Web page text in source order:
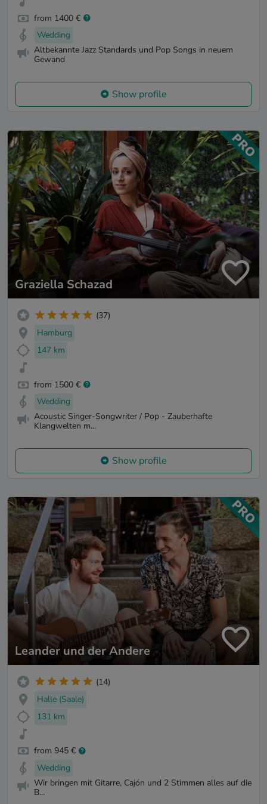
from 1400 €
Wedding
Altbekannte Jazz Standards und Pop Songs in neuem
Gewand
Show profile
Graziella Schazad
(37)
Hamburg
147 km
from 1500 €
Wedding
Acoustic Singer-Songwriter / Pop - Zauberhafte
Klangwelten m...
Show profile
Leander und der Andere
(14)
Halle (Saale)
131 km
from 945 €
Wedding
Wir bringen mit Gitarre, Cajón und 2 Stimmen alles auf die
B...